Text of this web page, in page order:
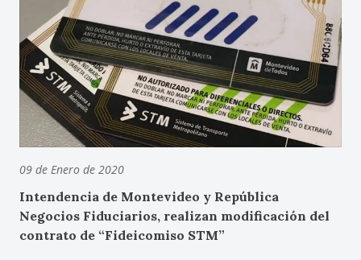
09 de Enero de 2020
Intendencia de Montevideo y República
Negocios Fiduciarios, realizan modificación del
contrato de “Fideicomiso STM”